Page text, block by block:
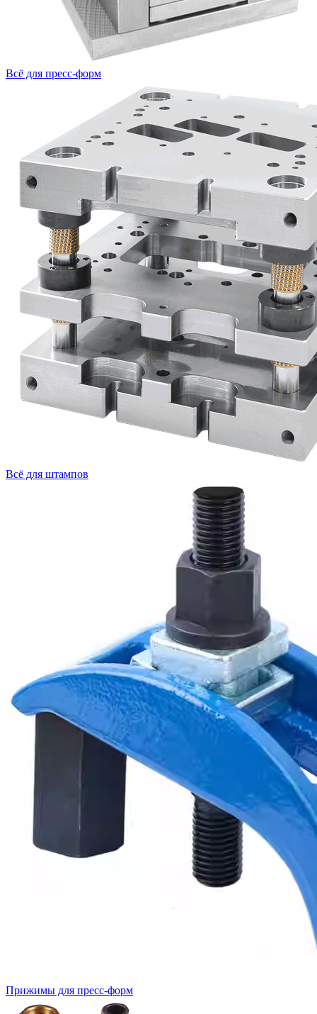
Всё для пресс-форм
Всё для штампов
Прижимы для пресс-форм